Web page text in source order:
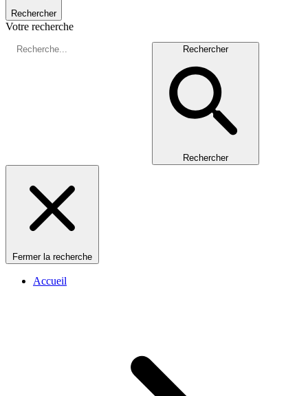
Rechercher
Votre recherche
Rechercher
Rechercher
Fermer la recherche
Accueil